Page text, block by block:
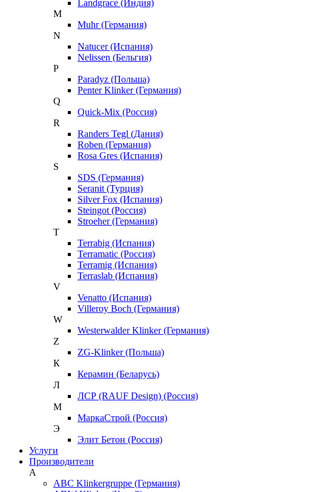
Landgrace (Индия)
M
Muhr (Германия)
N
Natucer (Испания)
Nelissen (Бельгия)
P
Paradyz (Польша)
Penter Klinker (Германия)
Q
Quick-Mix (Россия)
R
Randers Tegl (Дания)
Roben (Германия)
Rosa Gres (Испания)
S
SDS (Германия)
Seranit (Турция)
Silver Fox (Испания)
Steingot (Россия)
Stroeher (Германия)
T
Terrabig (Испания)
Terramatic (Россия)
Terramig (Испания)
Terraslab (Испания)
V
Venatto (Испания)
Villeroy Boch (Германия)
W
Westerwalder Klinker (Германия)
Z
ZG-Klinker (Польша)
К
Керамин (Беларусь)
Л
ЛСР (RAUF Design) (Россия)
М
МаркаСтрой (Россия)
Э
Элит Бетон (Россия)
Услуги
Производители
A
ABC Klinkergruppe (Германия)